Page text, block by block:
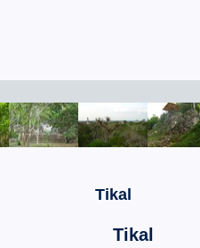
Tikal
Tikal